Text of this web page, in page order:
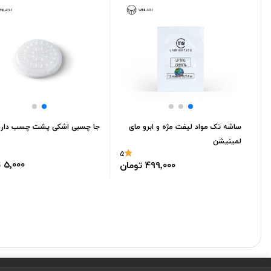
ساشه تک مواد لیفت مژه و ابرو مای
لمینیشن
5
499٬000 تومان
جا چسبی اشکی پشت چسب دار
5٬000 تومان